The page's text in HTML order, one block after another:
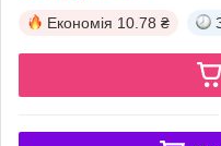
Економія 10.78 ₴